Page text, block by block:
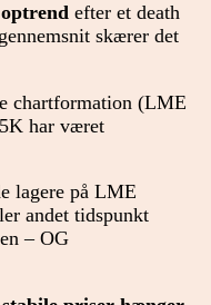
efter et death
skærer det
chartformation (LME
har været
lagere på LME
andet tidspunkt
– OG